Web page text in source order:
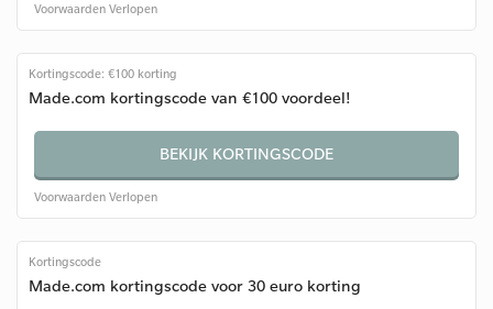
Voorwaarden Verlopen
Kortingscode: €100 korting
Made.com kortingscode van €100 voordeel!
BEKIJK KORTINGSCODE
Voorwaarden Verlopen
Kortingscode
Made.com kortingscode voor 30 euro korting